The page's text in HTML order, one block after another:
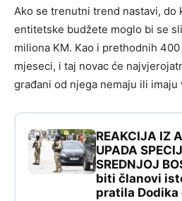
Ako se trenutni trend nastavi, do
entitetske budžete moglo bi se
miliona KM. Kao i prethodnih
mjeseci, i taj novac će
građani od njega nemaju ili
REAKCIJA IZ
UPADA
SREDNJOJ
biti članovi
pratila Dodika